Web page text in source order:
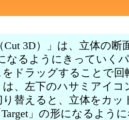
3D）」は、立体の断
になるようにきっていく
ドラッグすることで
、左下のハサミアイ
り替えると、立体をカ
」の形になるよう